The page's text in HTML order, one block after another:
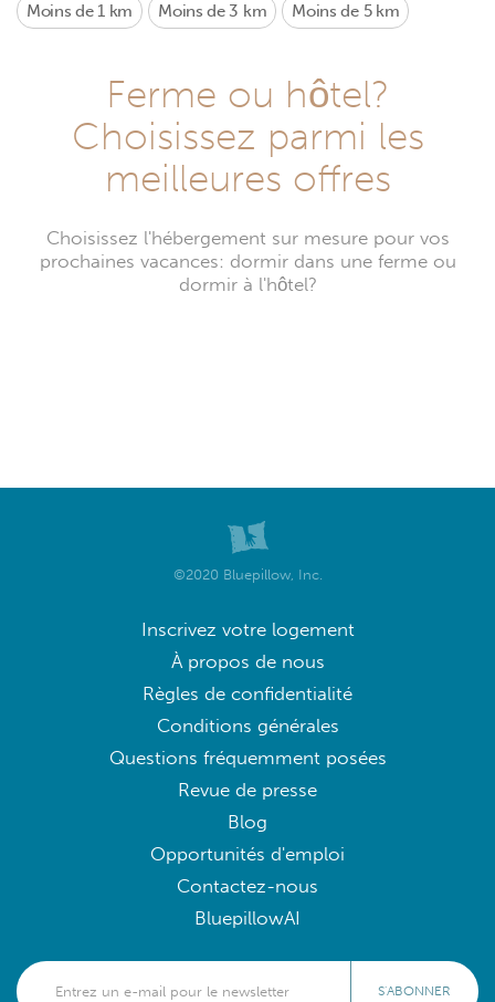
Moins de 1 km Moins de 3 km Moins de 5 km
Ferme ou hôtel?
Choisissez parmi les
meilleures offres
Choisissez l'hébergement sur mesure pour vos
prochaines vacances: dormir dans une ferme ou
dormir à l'hôtel?
©2020 Bluepillow, Inc.
Inscrivez votre logement
À propos de nous
Règles de confidentialité
Conditions générales
Questions fréquemment posées
Revue de presse
Blog
Opportunités d'emploi
Contactez-nous
BluepillowAI
S'ABONNER